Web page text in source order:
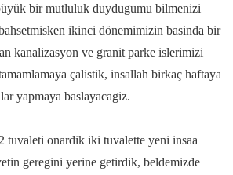
bir mutluluk duydugumu bilmenizi
ikinci dönemimizin basinda bir
kanalizasyon ve granit parke islerimizi
çalistik, insallah birkaç haftaya
yapmaya baslayacagiz.
tuvaleti onardik iki tuvalette yeni insaa
geregini yerine getirdik, beldemizde